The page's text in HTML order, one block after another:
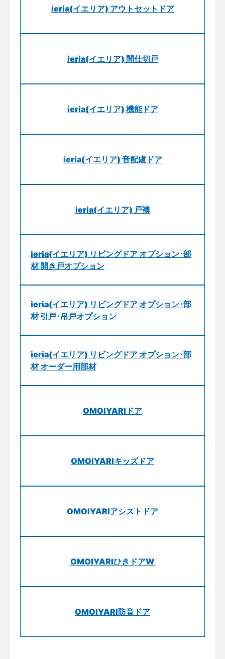
ieria(イエリア) アウトセットドア
ieria(イエリア) 間仕切戸
ieria(イエリア) 機能ドア
ieria(イエリア) 音配慮ドア
ieria(イエリア) 戸襖
ieria(イエリア) リビングドア オプション･部
材 開き戸オプション
ieria(イエリア) リビングドア オプション･部
材 引戸･吊戸オプション
ieria(イエリア) リビングドア オプション･部
材 オーダー用部材
OMOIYARIドア
OMOIYARIキッズドア
OMOIYARIアシストドア
OMOIYARIひきドアW
OMOIYARI防音ドア